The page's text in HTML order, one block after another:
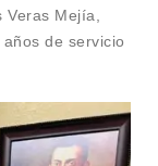
Mejía,
de servicio